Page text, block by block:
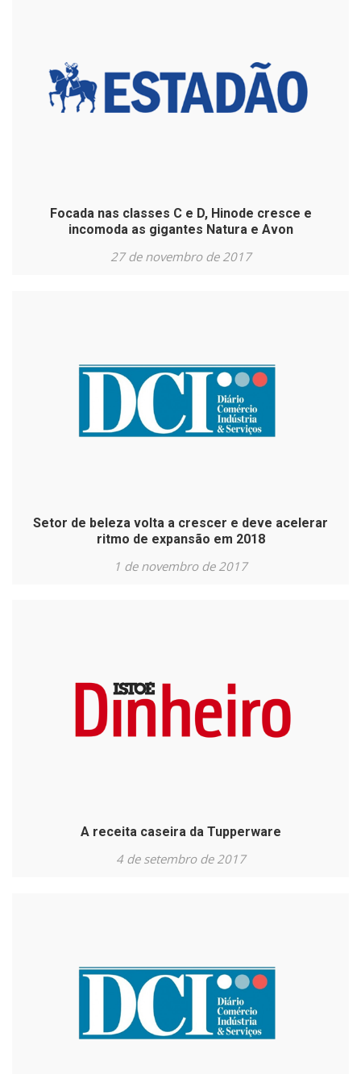
Focada nas classes C e D, Hinode cresce e
incomoda as gigantes Natura e Avon
27 de novembro de 2017
Setor de beleza volta a crescer e deve acelerar
ritmo de expansão em 2018
1 de novembro de 2017
A receita caseira da Tupperware
4 de setembro de 2017